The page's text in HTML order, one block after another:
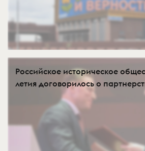
Российское историческое
летия договорилось о